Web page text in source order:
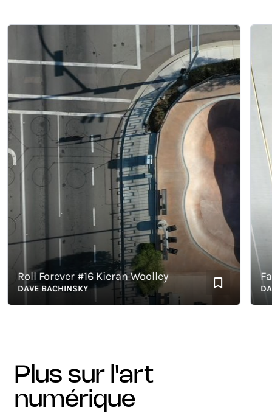
Roll Forever #16 Kieran Woolley
DAVE BACHINSKY DAVE
plus sur l'art
numérique